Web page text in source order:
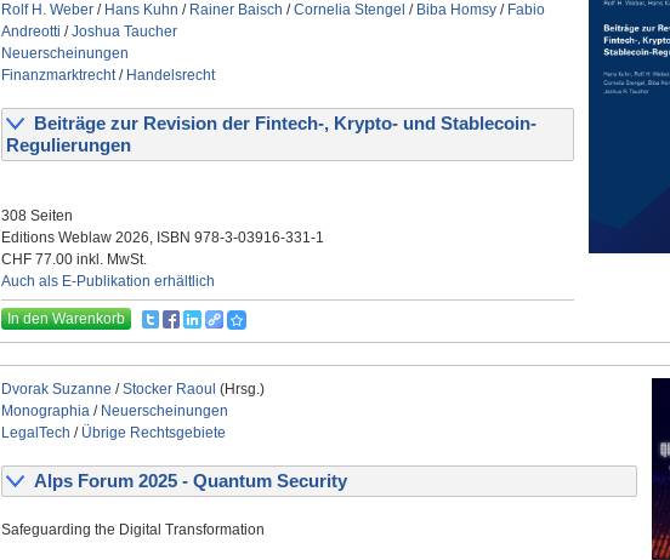
Rolf H. Weber / Hans Kuhn / Rainer Baisch /Cornelia Stengel / Biba Homsy / Fabio
Andreotti /Joshua Taucher
Neuerscheinungen
Finanzmarktrecht/ Handelsrecht
Beiträge zur Revision der Fintech-, Krypto- und Stablecoin-
Regulierungen
308 Seiten
Editions Weblaw 2026, ISBN 978-3-03916-331-1
CHF 77.00 inkl. MwSt.
Auch als E-Publikation erhältlich
In den Warenkorb
Dvorak Suzanne /Stocker Raoul (Hrsg.)
Monographia / Neuerscheinungen
LegalTech / Übrige Rechtsgebiete
Alps Forum 2025 - Quantum Security
Safeguarding the Digital Transformation